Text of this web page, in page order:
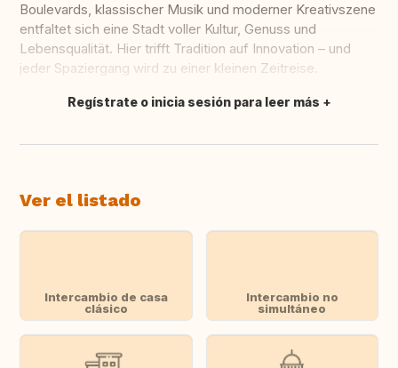
Boulevards, klassischer Musik und moderner Kreativszene
entfaltet sich eine Stadt voller Kultur, Genuss und
Lebensqualität. Hier trifft Tradition auf Innovation – und
jeder Spaziergang wird zu einer kleinen Zeitreise.
Traducir
Regístrate o inicia sesión para leer más
Ver el listado
Intercambio de casa
clásico
Intercambio no
simultáneo